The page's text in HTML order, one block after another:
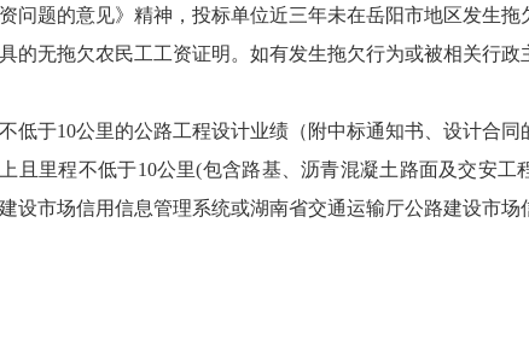
问题的意见》精神，投标单位近三年未在岳阳市地区发生
无拖欠农民工工资证明。如有发生拖欠行为或被相关行政
于10公里的公路工程设计业绩（附中标通知书、设计合同
且里程不低于10公里(包含路基、沥青混凝土路面及交安工
市场信用信息管理系统或湖南省交通运输厅公路建设市场